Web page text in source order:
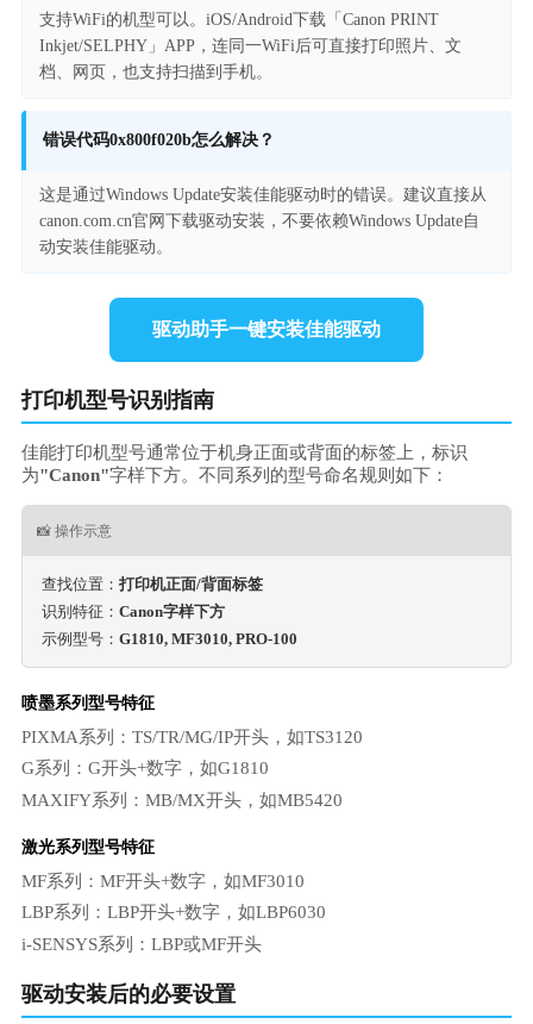
支持WiFi的机型可以。iOS/Android下载「Canon PRINT
Inkjet/SELPHY」APP，连同一WiFi后可直接打印照片、文
档、网页，也支持扫描到手机。
错误代码0x800f020b怎么解决？
这是通过Windows Update安装佳能驱动时的错误。建议直接从
canon.com.cn官网下载驱动安装，不要依赖Windows Update自
动安装佳能驱动。
驱动助手一键安装佳能驱动
打印机型号识别指南
佳能打印机型号通常位于机身正面或背面的标签上，标识
为"Canon"字样下方。不同系列的型号命名规则如下：
📸 操作示意
查找位置： 打印机正面/背面标签
识别特征： Canon字样下方
示例型号： G1810, MF3010, PRO-100
喷墨系列型号特征
PIXMA系列：TS/TR/MG/IP开头，如TS3120
G系列：G开头+数字，如G1810
MAXIFY系列：MB/MX开头，如MB5420
激光系列型号特征
MF系列：MF开头+数字，如MF3010
LBP系列：LBP开头+数字，如LBP6030
i-SENSYS系列：LBP或MF开头
驱动安装后的必要设置